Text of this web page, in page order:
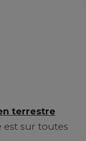
terrestre
sur toutes